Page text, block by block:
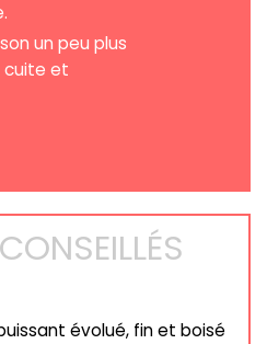
un peu plus
cuite et
CONSEILLÉS
évolué, fin et boisé